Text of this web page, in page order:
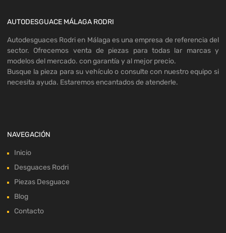
AUTODESGUACE MÁLAGA RODRI
Autodesguaces Rodri en Málaga es una empresa de referencia del
sector. Ofrecemos venta de piezas para todas lar marcas y
modelos del mercado. con garantía y al mejor precio.
Busque la pieza para su vehículo o consulte con nuestro equipo si
necesita ayuda. Estaremos encantados de atenderle.
NAVEGACIÓN
Inicio
Desguaces Rodri
Piezas Desguace
Blog
Contacto